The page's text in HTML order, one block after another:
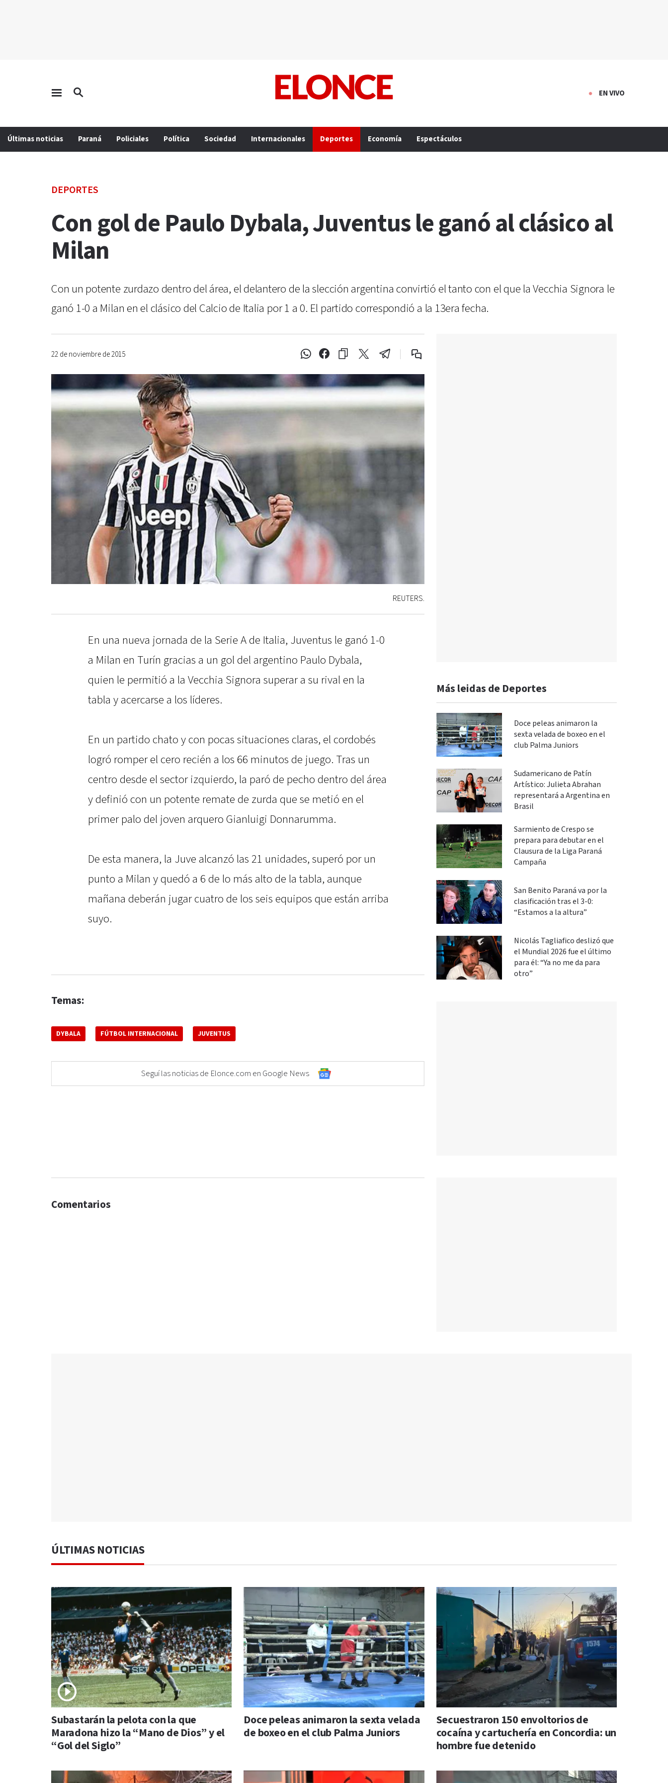
EN VIVO
Últimas noticias Paraná Policiales Política Sociedad Internacionales Deportes Economía Espectáculos
DEPORTES
Con gol de Paulo Dybala, Juventus le ganó al clásico al
Milan
Con un potente zurdazo dentro del área, el delantero de la slección argentina convirtió el tanto con el que la Vecchia Signora le
ganó 1-0 a Milan en el clásico del Calcio de Italia por 1 a 0. El partido correspondió a la 13era fecha.
22 de noviembre de 2015
REUTERS.
En una nueva jornada de la Serie A de Italia, Juventus le ganó 1-0
a Milan en Turín gracias a un gol del argentino Paulo Dybala,
quien le permitió a la Vecchia Signora superar a su rival en la
tabla y acercarse a los líderes.
En un partido chato y con pocas situaciones claras, el cordobés
logró romper el cero recién a los 66 minutos de juego. Tras un
centro desde el sector izquierdo, la paró de pecho dentro del área
y definió con un potente remate de zurda que se metió en el
primer palo del joven arquero Gianluigi Donnarumma.
De esta manera, la Juve alcanzó las 21 unidades, superó por un
punto a Milan y quedó a 6 de lo más alto de la tabla, aunque
mañana deberán jugar cuatro de los seis equipos que están arriba
suyo.
Temas:
DYBALA FÚTBOL INTERNACIONAL JUVENTUS
Seguí las noticias de Elonce.com en Google News
Más leidas de Deportes
Doce peleas animaron la
sexta velada de boxeo en el
club Palma Juniors
Sudamericano de Patín
Artístico: Julieta Abrahan
representará a Argentina en
Brasil
Sarmiento de Crespo se
prepara para debutar en el
Clausura de la Liga Paraná
Campaña
San Benito Paraná va por la
clasificación tras el 3-0:
“Estamos a la altura”
Nicolás Tagliafico deslizó que
el Mundial 2026 fue el último
para él: “Ya no me da para
otro”
Comentarios
ÚLTIMAS NOTICIAS
Subastarán la pelota con la que
Maradona hizo la “Mano de Dios” y el
“Gol del Siglo”
Doce peleas animaron la sexta velada
de boxeo en el club Palma Juniors
Secuestraron 150 envoltorios de
cocaína y cartuchería en Concordia: un
hombre fue detenido